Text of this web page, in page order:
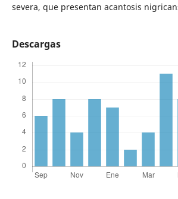
severa, que presentan acantosis
Descargas